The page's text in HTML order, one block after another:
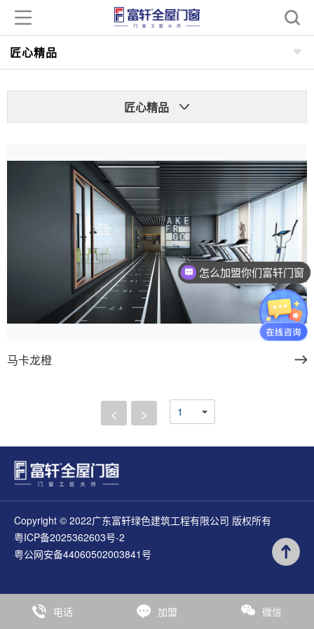
匠心精品
匠心精品
马卡龙橙
< >
Copyright © 2022广东富轩绿色建筑工程有限公司 版权所有
粤ICP备2025362603号-2
粤公网安备44060502003841号
电话 加盟 微信
怎么加盟你们富轩门窗